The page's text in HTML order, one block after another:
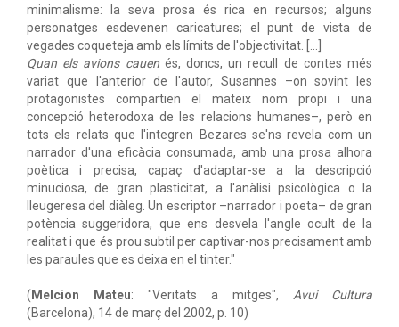
minimalisme: la seva prosa és rica en recursos; alguns
personatges esdevenen caricatures; el punt de vista de
vegades coqueteja amb els límits de l'objectivitat. [...]
Quan els avions cauenés, doncs, un recull de contes més
variat que l'anterior de l'autor, Susannes –on sovint les
protagonistes compartien el mateix nom propi i una
concepció heterodoxa de les relacions humanes–, però en
tots els relats que l'integren Bezares se'ns revela com un
narrador d'una eficàcia consumada, amb una prosa alhora
poètica i precisa, capaç d'adaptar-se a la descripció
minuciosa, de gran plasticitat, a l'anàlisi psicològica o la
lleugeresa del diàleg. Un escriptor –narrador i poeta– de gran
potència suggeridora, que ens desvela l'angle ocult de la
realitat i que és prou subtil per captivar-nos precisament amb
les paraules que es deixa en el tinter."
( Melcion Mateu: "Veritats a mitges", Avui Cultura
(Barcelona), 14 de març del 2002, p. 10)